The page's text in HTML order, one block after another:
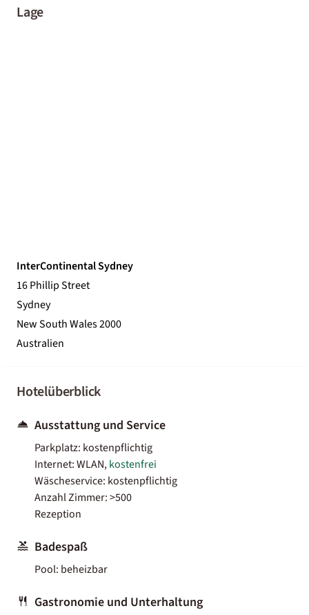
Lage
InterContinental Sydney
16 Phillip Street
Sydney
New South Wales 2000
Australien
Hotelüberblick
Ausstattung und Service
Parkplatz: kostenpflichtig
Internet: WLAN,kostenfrei
Wäscheservice: kostenpflichtig
Anzahl Zimmer: >500
Rezeption
Badespaß
Pool: beheizbar
Gastronomie und Unterhaltung